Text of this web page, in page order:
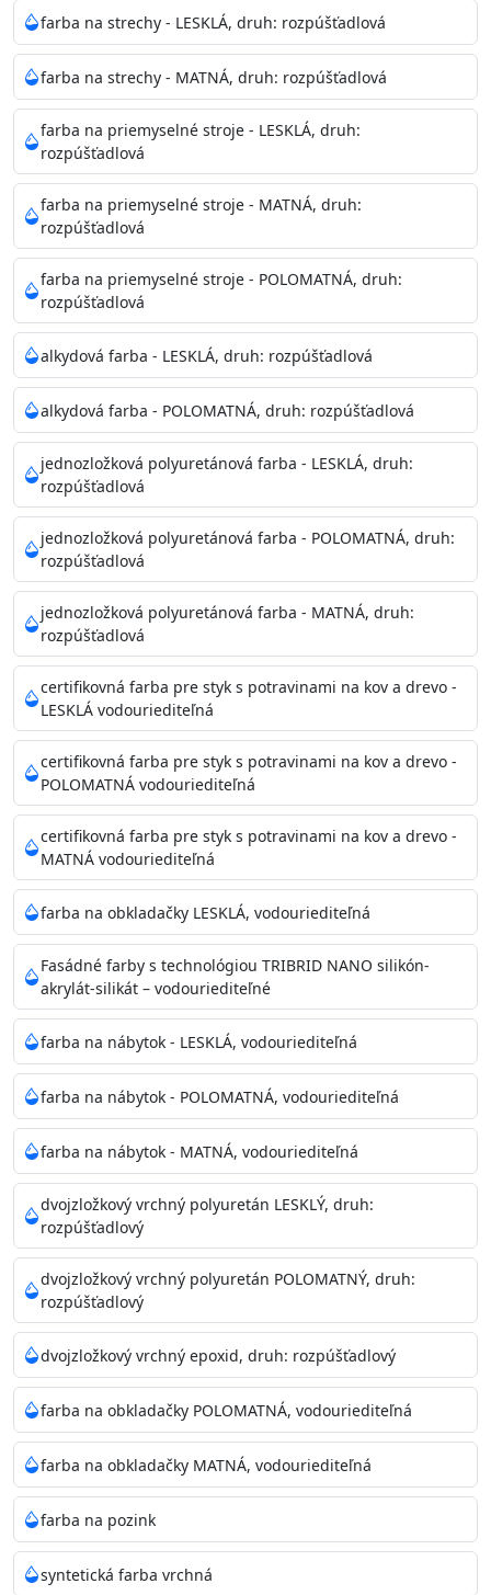
Neaplikujte pri teplote pod 5°C a nad teplotu 35°C alebo
pri relatívnej vlhkosti nad 80%.
Nepoužitá farba vyžaduje špeciálne zaobchádzanie na
bezpečnú likvidáciu.
Riedenie: do 10% vodou, podľa spôsobu aplikácie
Doba schnutia na dotyk
Doba na druhý náter: 3-4 hodiny
Balenie : 750ml, 1l, 3l, 9l, 15l
Výdatnosť na jednu vrstvu
Aplikácia: štetec, valček, striekacia pištoľ
Povrchová úprava: 1
Je možné tónovať v systéme Colorfull: áno
Merná hmotnosť : 1,54 ± 0,02 Kg / L (ISO 2811)
Čistenie: vodou
Príprava povrchu
Povrchy musia byť hladké, čisté, suché, zbavené prachu,
mastnoty, solí a materiálov so zlou priľnavosťou. Otvory
alebo trhliny vyplňte
akrylovým tmelom Acrylic putty, Visto alebo Acrylic light
putty a prebrúste. Nové alebo porézne povrchy natreté
menej kvalitnými farbami
vždy penetrujte. Odporúčané penetračné nátery
Acrylan Unco, Gypsum board alebo Vitex Primer 100% a
na škvrny použite Blanco eco
riediteľné vodou.
Skladovanie
48 mesiacov v orig. uzavretých obaloch medzi 5°C až
25°C
farba na strechy - LESKLÁ, druh: rozpúšťadlová
farba na strechy - MATNÁ, druh: rozpúšťadlová
farba na priemyselné stroje - LESKLÁ, druh:
rozpúšťadlová
farba na priemyselné stroje - MATNÁ, druh:
rozpúšťadlová
farba na priemyselné stroje - POLOMATNÁ, druh:
rozpúšťadlová
alkydová farba - LESKLÁ, druh: rozpúšťadlová
alkydová farba - POLOMATNÁ, druh: rozpúšťadlová
jednozložková polyuretánová farba - LESKLÁ, druh:
rozpúšťadlová
jednozložková polyuretánová farba - POLOMATNÁ, druh:
rozpúšťadlová
jednozložková polyuretánová farba - MATNÁ, druh:
rozpúšťadlová
certifikovná farba pre styk s potravinami na kov a drevo -
LESKLÁ vodouriediteľná
certifikovná farba pre styk s potravinami na kov a drevo -
POLOMATNÁ vodouriediteľná
certifikovná farba pre styk s potravinami na kov a drevo -
MATNÁ vodouriediteľná
farba na obkladačky LESKLÁ, vodouriediteľná
Fasádné farby s technológiou TRIBRID NANO silikón-
akrylát-silikát – vodouriediteľné
farba na nábytok - LESKLÁ, vodouriediteľná
farba na nábytok - POLOMATNÁ, vodouriediteľná
farba na nábytok - MATNÁ, vodouriediteľná
dvojzložkový vrchný polyuretán LESKLÝ, druh:
rozpúšťadlový
dvojzložkový vrchný polyuretán POLOMATNÝ, druh:
rozpúšťadlový
dvojzložkový vrchný epoxid, druh: rozpúšťadlový
farba na obkladačky POLOMATNÁ, vodouriediteľná
farba na obkladačky MATNÁ, vodouriediteľná
farba na pozink
syntetická farba vrchná